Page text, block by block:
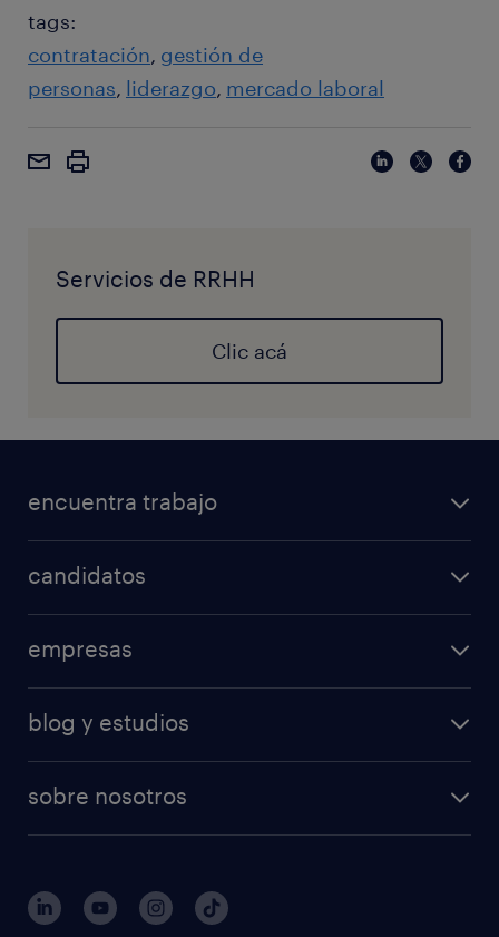
tags:
contratación gestión de
personas liderazgo mercado laboral
Servicios de RRHH
Clic acá
encuentra trabajo
candidatos
empresas
blog y estudios
sobre nosotros